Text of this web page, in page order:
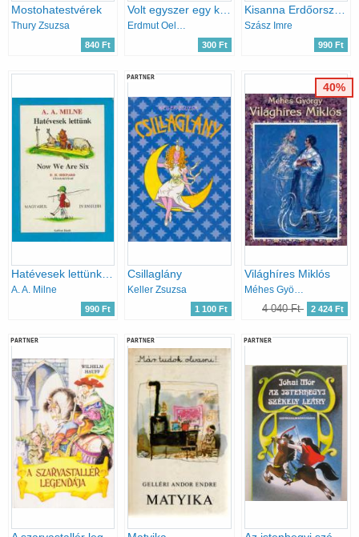
Mostohatestvérek
Thury Zsuzsa
840 Ft
Erdmut Oelschlaeger
300 Ft
Kisanna Erdőországban
Szász Imre
990 Ft
A. A. Milne
990 Ft
PARTNER
Csillaglány
Keller Zsuzsa
1 100 Ft
Világhíres Miklós
Méhes György
4 040 Ft 2 424 Ft
40%
PARTNER PARTNER PARTNER